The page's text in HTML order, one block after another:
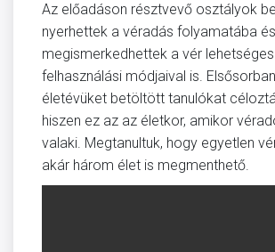
Az előadáson résztvevő osztályok
nyerhettek a véradás folyamatába és
megismerkedhettek a vér lehetséges
felhasználási módjaival is.
életévüket betöltött tanulókat
hiszen ez az az életkor, amikor
valaki. Megtanultuk, hogy egyetlen
akár három élet is megmenthető.